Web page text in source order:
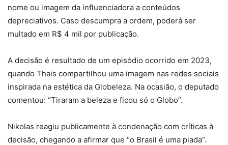
nome ou imagem da influenciadora a conteúdos
depreciativos. Caso descumpra a ordem, poderá ser
multado em R$ 4 mil por publicação.
A decisão é resultado de um episódio ocorrido em 2023,
quando Thais compartilhou uma imagem nas redes sociais
inspirada na estética da Globeleza. Na ocasião, o deputado
comentou: “Tiraram a beleza e ficou só o Globo”.
Nikolas reagiu publicamente à condenação com críticas à
decisão, chegando a afirmar que “o Brasil é uma piada”.